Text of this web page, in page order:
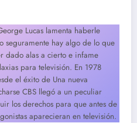
Lucas lamenta haberle
seguramente hay algo de lo que
dado alas a cierto e infame
para televisión. En 1978
el éxito de Una nueva
CBS llegó a un peculiar
los derechos para que antes de
aparecieran en televisión.